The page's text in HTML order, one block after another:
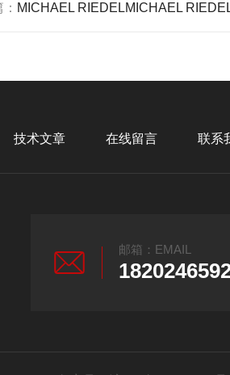
MICHAEL RIEDELMICHAEL
技术文章 在线留言 联系
邮箱：EMAIL